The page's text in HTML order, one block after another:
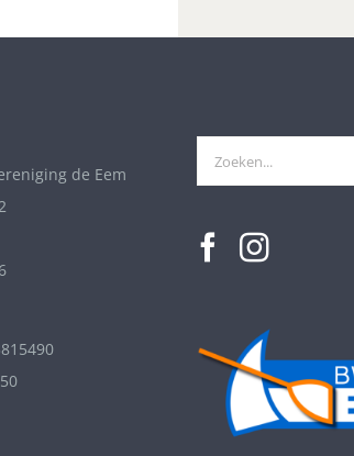
de Eem
Zoeken
naar: